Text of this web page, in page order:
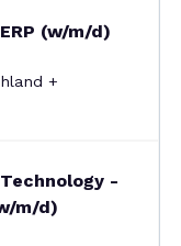
(w/m/d)
+
-
m/d)